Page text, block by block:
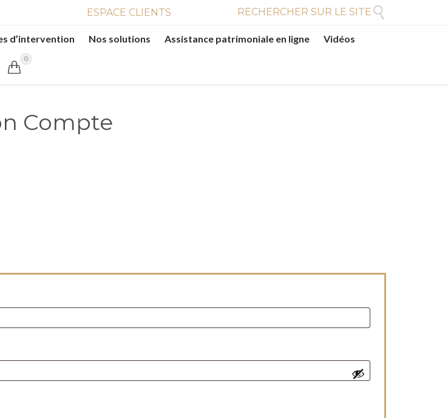
ESPACE CLIENTS RECHERCHER SUR LE SITE 
d’intervention Nos solutions Assistance patrimoniale en ligne Vidéos

0
Compte